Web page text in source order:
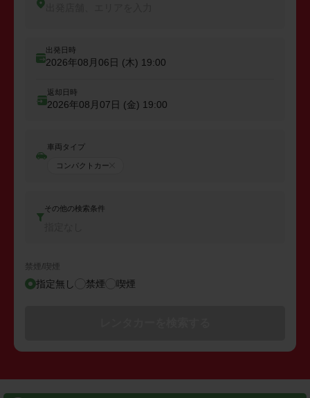
出発日時
2026年08月06日 (木) 19:00
返却日時
2026年08月07日 (金) 19:00
車両タイプ
コンパクトカー
その他の検索条件
禁煙/喫煙
指定無し 禁煙 喫煙